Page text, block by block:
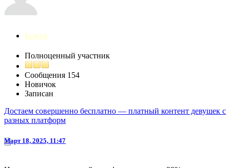
bratva
Полноценный участник
Сообщения 154
Новичок
Записан
Достаем совершенно бесплатно — платный контент девушек с
разных платформ
Март 18, 2025, 11:47